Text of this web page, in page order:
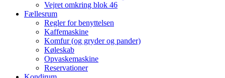
Vejret omkring blok 46
Fællesrum
Regler for benyttelsen
Kaffemaskine
Komfur (og gryder og pander)
Køleskab
Opvaskemaskine
Reservationer